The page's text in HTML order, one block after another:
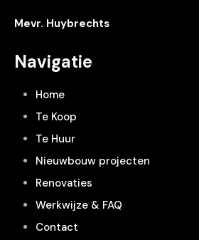
Mevr. Huybrechts
Navigatie
Home
Te Koop
Te Huur
Nieuwbouw projecten
Renovaties
Werkwijze & FAQ
Contact